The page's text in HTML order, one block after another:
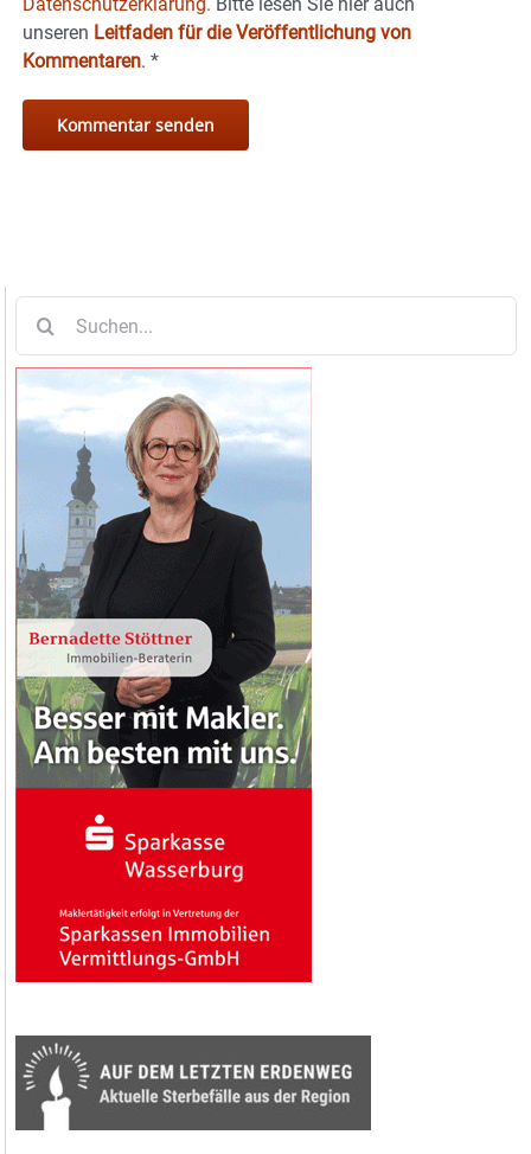
unseren Leitfaden für die Veröffentlichung von
Kommentaren. *
nach: